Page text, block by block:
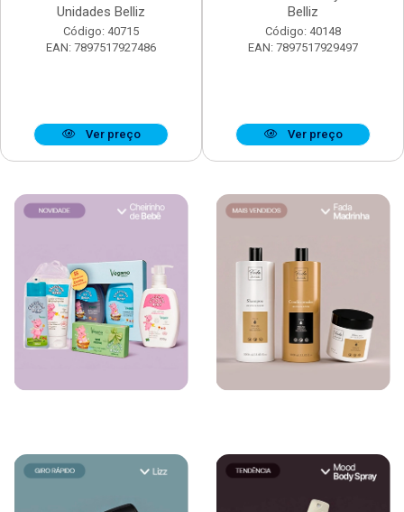
Unidades Belliz
Código: 40715
EAN: 7897517927486
Ver preço
Belliz
Código: 40148
EAN: 7897517929497
Ver preço